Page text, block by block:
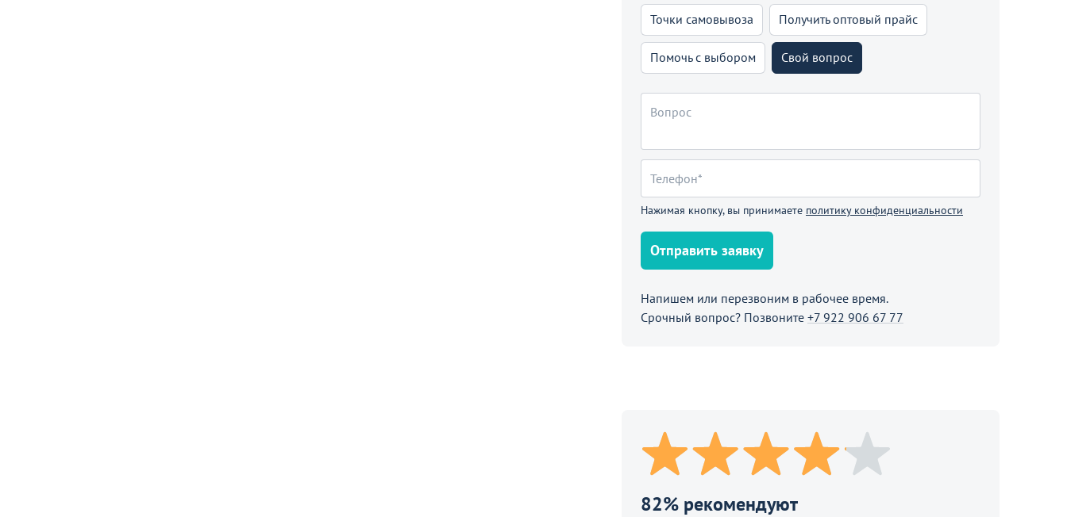
Точки самовывоза Получить оптовый прайс
Помочь с выбором Свой вопрос
Нажимая кнопку, вы принимаете политику конфиденциальности
Отправить заявку
Напишем или перезвоним в рабочее время.
Срочный вопрос? Позвоните +7 922 906 67 77
82% рекомендуют